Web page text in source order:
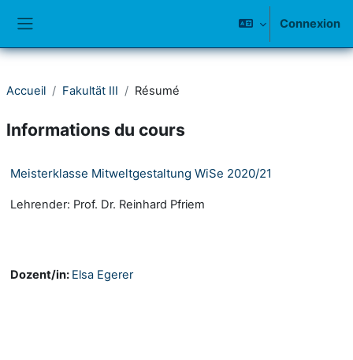
Connexion
Accueil Fakultät III Résumé
Informations du cours
Meisterklasse Mitweltgestaltung WiSe 2020/21
Lehrender: Prof. Dr. Reinhard Pfriem
Dozent/in: Elsa Egerer